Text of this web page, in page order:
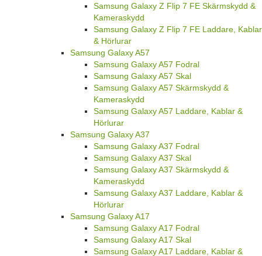
Samsung Galaxy Z Flip 7 FE Skärmskydd &
Kameraskydd
Samsung Galaxy Z Flip 7 FE Laddare, Kablar
& Hörlurar
Samsung Galaxy A57
Samsung Galaxy A57 Fodral
Samsung Galaxy A57 Skal
Samsung Galaxy A57 Skärmskydd &
Kameraskydd
Samsung Galaxy A57 Laddare, Kablar &
Hörlurar
Samsung Galaxy A37
Samsung Galaxy A37 Fodral
Samsung Galaxy A37 Skal
Samsung Galaxy A37 Skärmskydd &
Kameraskydd
Samsung Galaxy A37 Laddare, Kablar &
Hörlurar
Samsung Galaxy A17
Samsung Galaxy A17 Fodral
Samsung Galaxy A17 Skal
Samsung Galaxy A17 Laddare, Kablar &